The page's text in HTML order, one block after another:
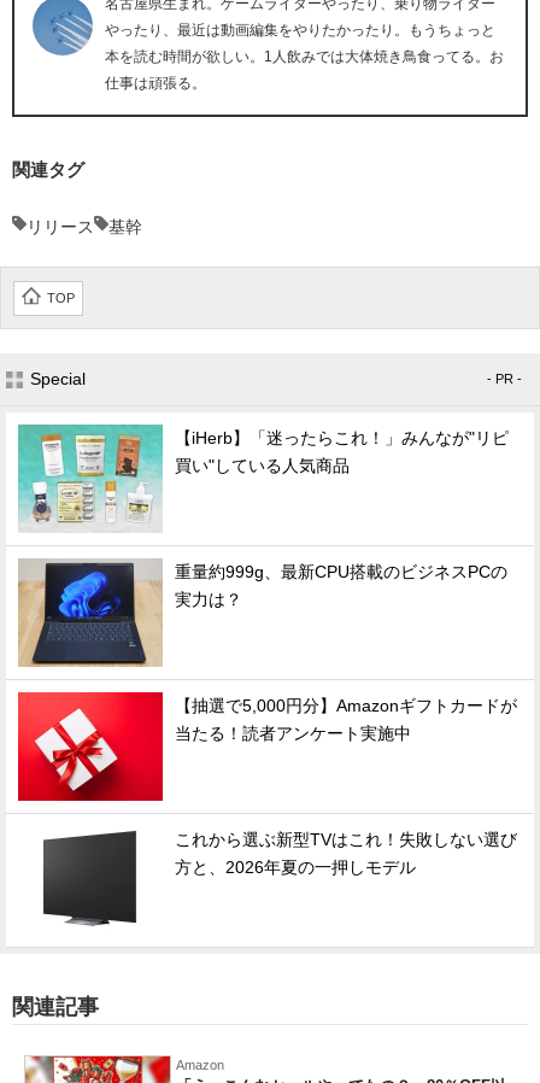
名古屋県生まれ。ゲームライターやったり、乗り物ライター
やったり、最近は動画編集をやりたかったり。もうちょっと
本を読む時間が欲しい。1人飲みでは大体焼き鳥食ってる。お
仕事は頑張る。
関連タグ
リリース 基幹
TOP
Special - PR -
【iHerb】「迷ったらこれ！」みんなが"リピ
買い"している人気商品
重量約999g、最新CPU搭載のビジネスPCの
実力は？
【抽選で5,000円分】Amazonギフトカードが
当たる！読者アンケート実施中
これから選ぶ新型TVはこれ！失敗しない選び
方と、2026年夏の一押しモデル
関連記事
Amazon